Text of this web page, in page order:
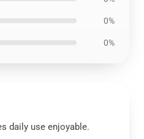
0%
0%
daily use enjoyable.